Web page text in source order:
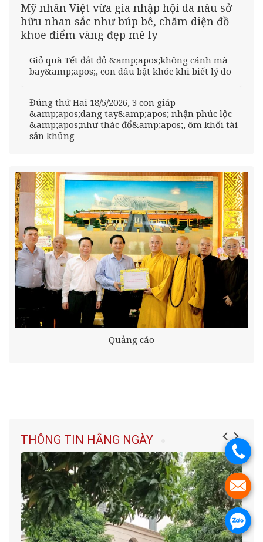
Mỹ nhân Việt vừa gia nhập hội da nâu sở
hữu nhan sắc như búp bê, chăm diện đồ
khoe điểm vàng đẹp mê ly
Giỏ quà Tết đắt đỏ &amp;apos;không cánh mà
bay&amp;apos;, con dâu bật khóc khi biết lý do
Đúng thứ Hai 18/5/2026, 3 con giáp
&amp;apos;dang tay&amp;apos; nhận phúc lộc
&amp;apos;như thác đổ&amp;apos;, ôm khối tài
sản khủng
Quảng cáo
THÔNG TIN HẰNG NGÀY
.
.
.